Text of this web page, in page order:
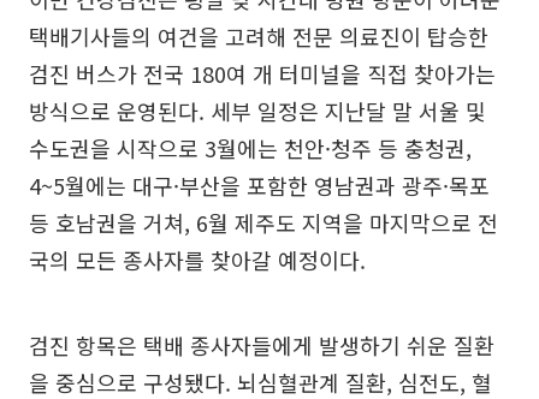
택배기사들의 여건을 고려해 전문 의료진이 탑승한
검진 버스가 전국 180여 개 터미널을 직접 찾아가는
방식으로 운영된다. 세부 일정은 지난달 말 서울 및
수도권을 시작으로 3월에는 천안·청주 등 충청권,
4~5월에는 대구·부산을 포함한 영남권과 광주·목포
등 호남권을 거쳐, 6월 제주도 지역을 마지막으로 전
국의 모든 종사자를 찾아갈 예정이다.
검진 항목은 택배 종사자들에게 발생하기 쉬운 질환
을 중심으로 구성됐다. 뇌심혈관계 질환, 심전도, 혈